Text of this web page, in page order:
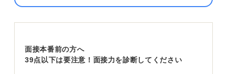
面接本番前の方へ
39点以下は要注意！面接力を診断してください